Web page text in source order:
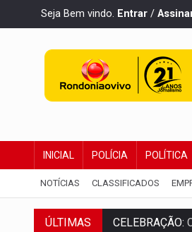
Seja Bem vindo. Entrar /
INICIAL POLÍCIA POLÍTICA
NOTÍCIAS CLASSIFICADOS
ÚLTIMAS CELEBRAÇÃO: